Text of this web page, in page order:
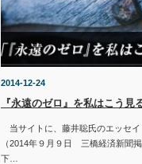
2014-12-24
『永遠のゼロ』を私はこう見
当サイトに、藤井聡氏のエッセイ
（2014年９月９日 三橋経済新聞
下…